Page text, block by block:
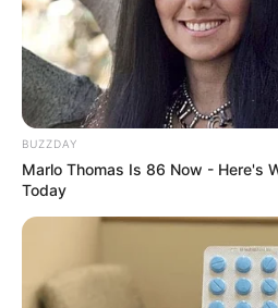
BUZZDAY
Marlo Thomas Is 86 Now - Here's
Today